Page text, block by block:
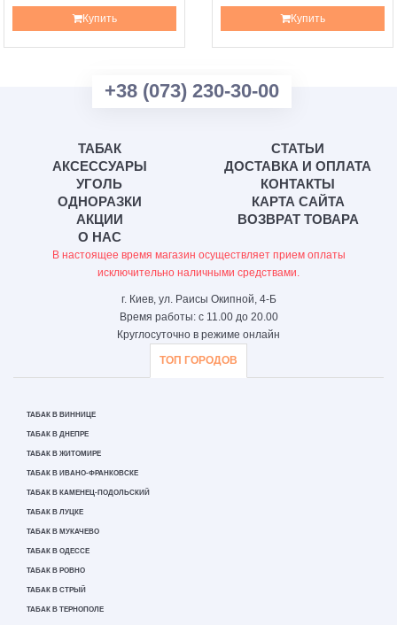
Купить Купить
+38 (073) 230-30-00
ТАБАК
АКСЕССУАРЫ
УГОЛЬ
ОДНОРАЗКИ
АКЦИИ
О НАС
СТАТЬИ
ДОСТАВКА И ОПЛАТА
КОНТАКТЫ
КАРТА САЙТА
ВОЗВРАТ ТОВАРА
В настоящее время магазин осуществляет прием оплаты
исключительно наличными средствами.
г. Киев, ул. Раисы Окипной, 4-Б
Время работы: с 11.00 до 20.00
Круглосуточно в режиме онлайн
ТОП ГОРОДОВ
ТАБАК В ВИННИЦЕ
ТАБАК В ДНЕПРЕ
ТАБАК В ЖИТОМИРЕ
ТАБАК В ИВАНО-ФРАНКОВСКЕ
ТАБАК В КАМЕНЕЦ-ПОДОЛЬСКИЙ
ТАБАК В ЛУЦКЕ
ТАБАК В МУКАЧЕВО
ТАБАК В ОДЕССЕ
ТАБАК В РОВНО
ТАБАК В СТРЫЙ
ТАБАК В ТЕРНОПОЛЕ